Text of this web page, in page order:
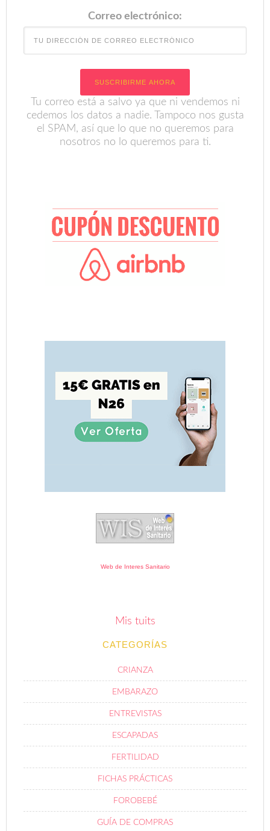
Correo electrónico:
Tu correo está a salvo ya que ni vendemos ni
cedemos los datos a nadie. Tampoco nos gusta
el SPAM, así que lo que no queremos para
nosotros no lo queremos para ti.
Web de Interes Sanitario
Mis tuits
CATEGORÍAS
CRIANZA
EMBARAZO
ENTREVISTAS
ESCAPADAS
FERTILIDAD
FICHAS PRÁCTICAS
FOROBEBÉ
GUÍA DE COMPRAS